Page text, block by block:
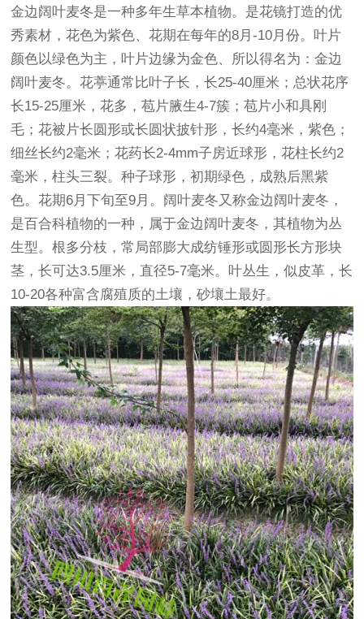
金边阔叶麦冬是一种多年生草本植物。是花镜打造的优
秀素材，花色为紫色、花期在每年的8月-10月份。叶片
颜色以绿色为主，叶片边缘为金色、所以得名为：金边
阔叶麦冬。花葶通常比叶子长，长25-40厘米；总状花序
长15-25厘米，花多，苞片腋生4-7簇；苞片小和具刚
毛；花被片长圆形或长圆状披针形，长约4毫米，紫色；
细丝长约2毫米；花药长2-4mm子房近球形，花柱长约2
毫米，柱头三裂。种子球形，初期绿色，成熟后黑紫
色。花期6月下旬至9月。阔叶麦冬又称金边阔叶麦冬，
是百合科植物的一种，属于金边阔叶麦冬，其植物为丛
生型。根多分枝，常局部膨大成纺锤形或圆形长方形块
茎，长可达3.5厘米，直径5-7毫米。叶丛生，似皮革，长
10-20各种富含腐殖质的土壤，砂壤土最好。